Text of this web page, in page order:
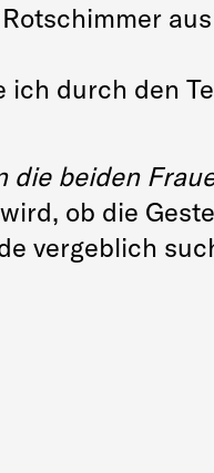
ich durch den
die beiden
ob die
vergeblich